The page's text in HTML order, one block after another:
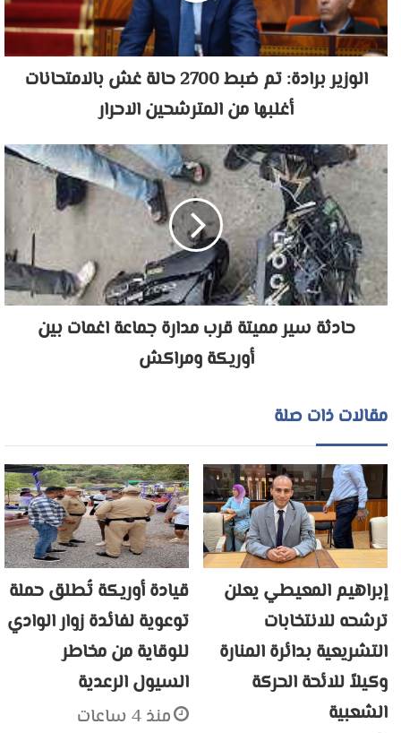
الوزير برادة: تم ضبط 2700 حالة غش بالامتحانات
أغلبها من المترشحين الاحرار
حادثة سير مميتة قرب مدارة جماعة اغمات بين
أوريكة ومراكش
مقالات ذات صلة
إبراهيم المعيطي يعلن
ترشحه للانتخابات
التشريعية بدائرة المنارة
وكيلاً للائحة الحركة
الشعبية
قيادة أوريكة تُطلق حملة
توعوية لفائدة زوار الوادي
للوقاية من مخاطر
السيول الرعدية
منذ 4 ساعات